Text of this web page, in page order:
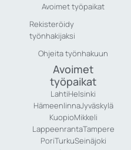
Avoimet työpaikat
Rekisteröidy
työnhakijaksi
Ohjeita työnhakuun
Avoimet
työpaikat
LahtiHelsinki
HämeenlinnaJyväskylä
KuopioMikkeli
LappeenrantaTampere
PoriTurkuSeinäjoki